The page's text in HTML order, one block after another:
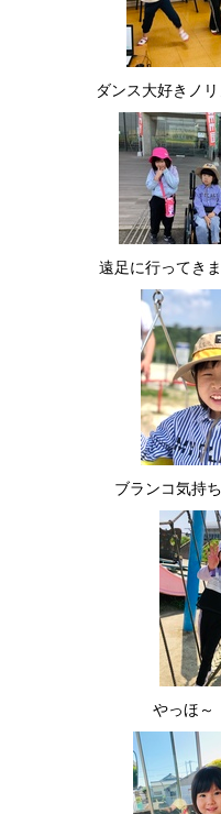
ダンス大好き
遠足に行っ
ブランコ気
やっ